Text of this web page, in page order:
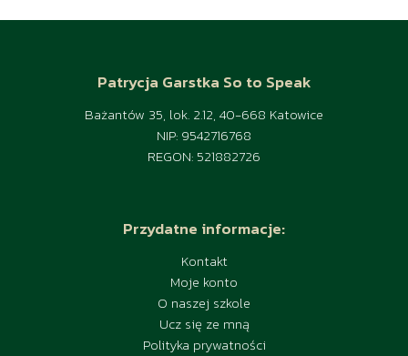
Patrycja Garstka So to Speak
Bażantów 35, lok. 2.12, 40-668 Katowice
NIP: 9542716768
REGON: 521882726
Przydatne informacje:
Kontakt
Moje konto
O naszej szkole
Ucz się ze mną
Polityka prywatności